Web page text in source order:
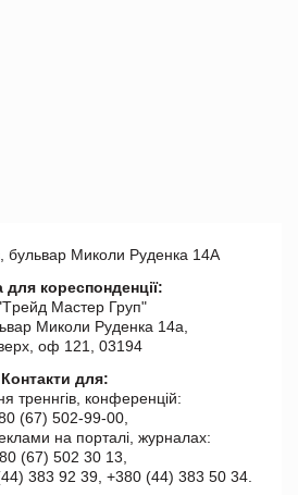
бульвар Миколи Руденка 14А
для кореспонденції:
Мастер Груп"
Миколи Руденка 14а,
оф 121, 03194
Контакти для:
треннгів, конференцій:
(67) 502-99-00,
на порталі, журналах:
(67) 502 30 13,
383 92 39, +380 (44) 383 50 34.